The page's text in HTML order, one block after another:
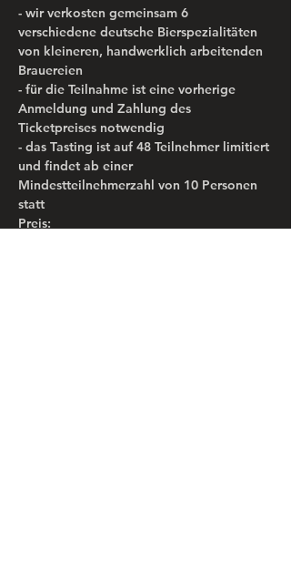
- wir verkosten gemeinsam 6
verschiedene deutsche Bierspezialitäten
von kleineren, handwerklich arbeitenden
Brauereien
- für die Teilnahme ist eine vorherige
Anmeldung und Zahlung des
Ticketpreises notwendig
- das Tasting ist auf 48 Teilnehmer limitiert
und findet ab einer
Mindestteilnehmerzahl von 10 Personen
statt
Preis: